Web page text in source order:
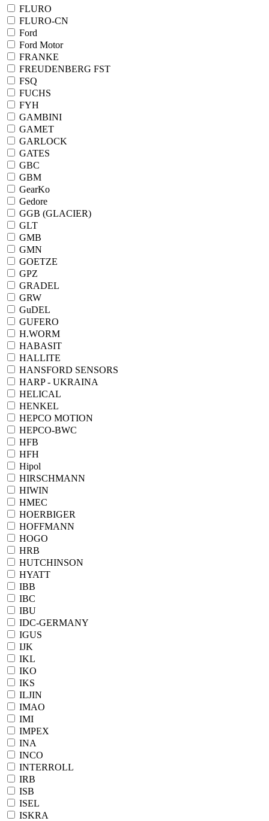
FLURO
FLURO-CN
Ford
Ford Motor
FRANKE
FREUDENBERG FST
FSQ
FUCHS
FYH
GAMBINI
GAMET
GARLOCK
GATES
GBC
GBM
GearKo
Gedore
GGB (GLACIER)
GLT
GMB
GMN
GOETZE
GPZ
GRADEL
GRW
GuDEL
GUFERO
H.WORM
HABASIT
HALLITE
HANSFORD SENSORS
HARP - UKRAINA
HELICAL
HENKEL
HEPCO MOTION
HEPCO-BWC
HFB
HFH
Hipol
HIRSCHMANN
HIWIN
HMEC
HOERBIGER
HOFFMANN
HOGO
HRB
HUTCHINSON
HYATT
IBB
IBC
IBU
IDC-GERMANY
IGUS
IJK
IKL
IKO
IKS
ILJIN
IMAO
IMI
IMPEX
INA
INCO
INTERROLL
IRB
ISB
ISEL
ISKRA